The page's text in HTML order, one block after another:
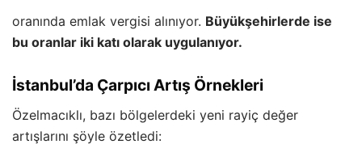
oranında emlak vergisi alınıyor. Büyükşehirlerde ise
bu oranlar iki katı olarak uygulanıyor.
İstanbul’da Çarpıcı Artış Örnekleri
Özelmacıklı, bazı bölgelerdeki yeni rayiç değer
artışlarını şöyle özetledi: